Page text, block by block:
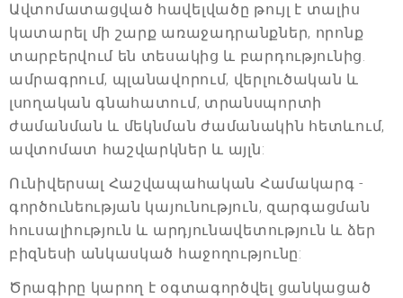
Ավտոմատացված հավելվածը թույլ է տալիս
կատարել մի շարք առաջադրանքներ, որոնք
տարբերվում են տեսակից և բարդությունից.
ամրագրում, պլանավորում, վերլուծական և
լսողական գնահատում, տրանսպորտի
ժամանման և մեկնման ժամանակին հետևում,
ավտոմատ հաշվարկներ և այլն:
Ունիվերսալ Հաշվապահական Համակարգ -
գործունեության կայունություն, զարգացման
հուսալիություն և արդյունավետություն և ձեր
բիզնեսի անկասկած հաջողությունը:
Ծրագիրը կարող է օգտագործվել ցանկացած